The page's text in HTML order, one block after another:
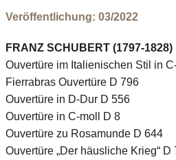
Veröffentlichung: 03/2022
FRANZ SCHUBERT (1797-1828)
Ouvertüre im Italienischen Stil in
Fierrabras Ouvertüre D 796
Ouvertüre in D-Dur D 556
Ouvertüre in C-moll D 8
Ouvertüre zu Rosamunde D 644
Ouvertüre „Der häusliche Krieg“ D